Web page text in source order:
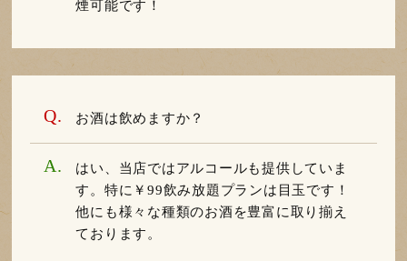
煙可能です！
お酒は飲めますか？
はい、当店ではアルコールも提供していま
す。特に￥99飲み放題プランは目玉です！
他にも様々な種類のお酒を豊富に取り揃え
ております。